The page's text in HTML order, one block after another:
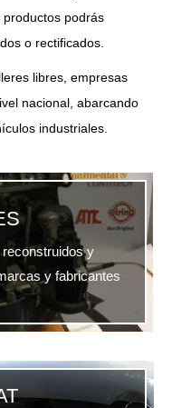
podrás
o rectificados.
libres, empresas
nacional, abarcando
industriales.
y
y fabricantes